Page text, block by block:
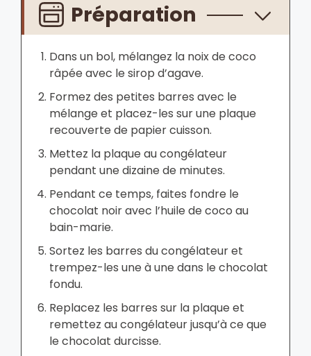
Préparation
Dans un bol, mélangez la noix de coco
râpée avec le sirop d’agave.
Formez des petites barres avec le
mélange et placez-les sur une plaque
recouverte de papier cuisson.
Mettez la plaque au congélateur
pendant une dizaine de minutes.
Pendant ce temps, faites fondre le
chocolat noir avec l’huile de coco au
bain-marie.
Sortez les barres du congélateur et
trempez-les une à une dans le chocolat
fondu.
Replacez les barres sur la plaque et
remettez au congélateur jusqu’à ce que
le chocolat durcisse.